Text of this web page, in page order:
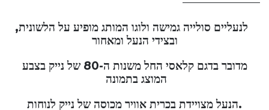
לנעליים סולייה גמישה ולוגו המותג מופיע על הלשונית,
ובצידי הנעל ומאחור
מדובר בדגם קלאסי החל משנות ה-80 של נייק בצבע
המוצג בתמונה
.הנעל מצויידת בכרית אוויר מכוסה של נייק לנוחות